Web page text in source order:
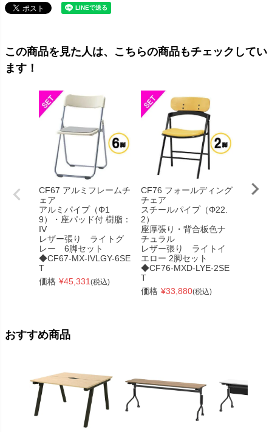
この商品を見た人は、こちらの商品もチェックしてい
ます！
CF67 アルミフレームチ
ェア
アルミパイプ（Φ1
9）・座パッド付 樹脂：
IV
レザー張り ライトグ
レー 6脚セット
◆CF67-MX-IVLGY-6SE
T
価格 ¥45,331 (税込)
CF76 フォールディング
チェア
スチールパイプ（Φ22.
2）
座厚張り・背合板色ナ
チュラル
レザー張り ライトイ
エロー 2脚セット
◆CF76-MXD-LYE-2SE
T
価格 ¥33,880(税込)
CF76
おすすめ商品